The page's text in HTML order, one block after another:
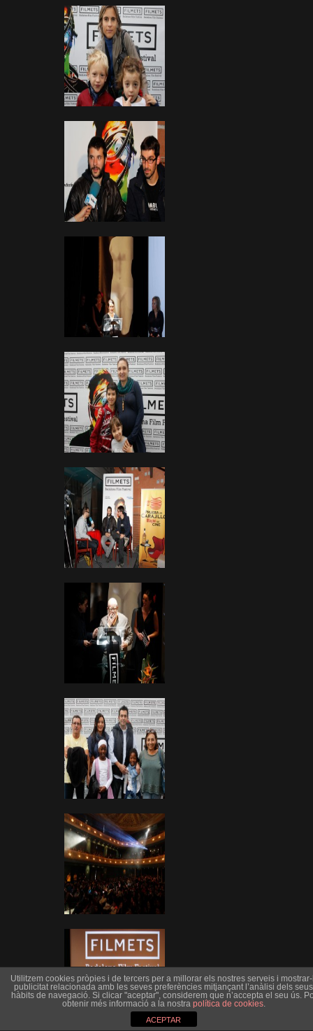
Utilitzem cookies pròpies i de tercers per a millorar els nostres serveis i
publicitat relacionada amb les seves preferències mitjançant l’anàlisi dels seus
hàbits de navegació. Si clicar "aceptar", considerem que n’accepta el seu ús.
obtenir més informació a la nostra política de cookies.
ACEPTAR